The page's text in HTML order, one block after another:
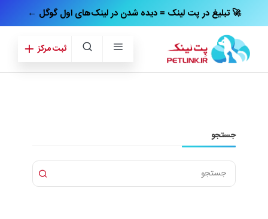
← تبلیغ در پت‌ لینک = دیده شدن در لینک‌های اول گوگل 🚀
ثبت مرکز
جستجو